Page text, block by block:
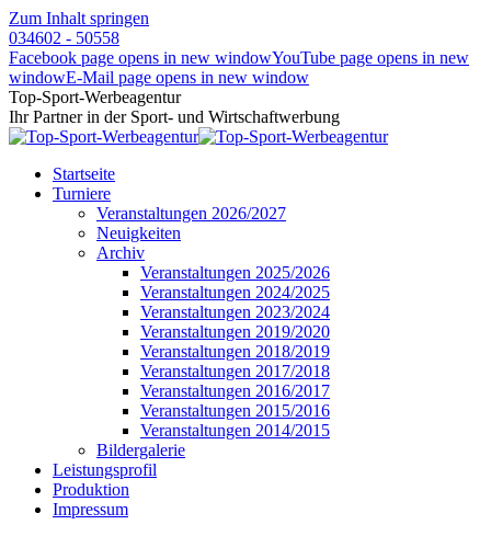
Zum Inhalt springen
034602 - 50558
Facebook page opens in new windowYouTube page opens in new
windowE-Mail page opens in new window
Top-Sport-Werbeagentur
Ihr Partner in der Sport- und Wirtschaftwerbung
Startseite
Turniere
Veranstaltungen 2026/2027
Neuigkeiten
Archiv
Veranstaltungen 2025/2026
Veranstaltungen 2024/2025
Veranstaltungen 2023/2024
Veranstaltungen 2019/2020
Veranstaltungen 2018/2019
Veranstaltungen 2017/2018
Veranstaltungen 2016/2017
Veranstaltungen 2015/2016
Veranstaltungen 2014/2015
Bildergalerie
Leistungsprofil
Produktion
Impressum